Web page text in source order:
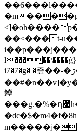
�m
��<���t-
i��p���j���d
i7�7�g� �즢��-�ڒ�������h�l� �v��k}
鑸
���g.�%�դ׉h�e3�mwh�$m�����.l�'����>�|
m�����j�